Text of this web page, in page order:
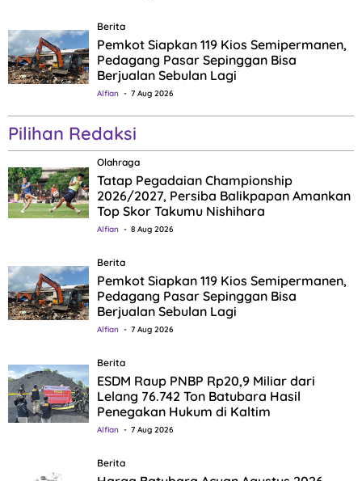
Berita
Pemkot Siapkan 119 Kios Semipermanen,
Pedagang Pasar Sepinggan Bisa
Berjualan Sebulan Lagi
Alfian 7 Aug 2026
Pilihan Redaksi
Olahraga
Tatap Pegadaian Championship
2026/2027, Persiba Balikpapan Amankan
Top Skor Takumu Nishihara
Alfian 8 Aug 2026
Berita
Pemkot Siapkan 119 Kios Semipermanen,
Pedagang Pasar Sepinggan Bisa
Berjualan Sebulan Lagi
Alfian 7 Aug 2026
Berita
ESDM Raup PNBP Rp20,9 Miliar dari
Lelang 76.742 Ton Batubara Hasil
Penegakan Hukum di Kaltim
Alfian 7 Aug 2026
Berita